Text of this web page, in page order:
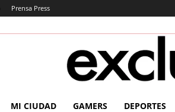
Prensa Press
MI CIUDAD GAMERS DEPORTES